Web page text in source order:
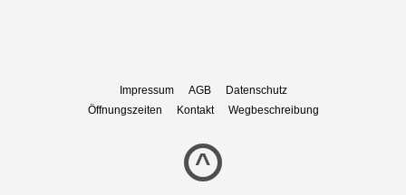
Impressum AGB
Datenschutz
Öffnungszeiten
Kontakt Wegbeschreibung
^